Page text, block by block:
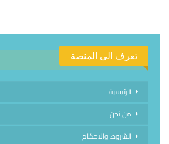
تعرف الى المنصة
الرئيسية
من نحن
الشروط والاحكام